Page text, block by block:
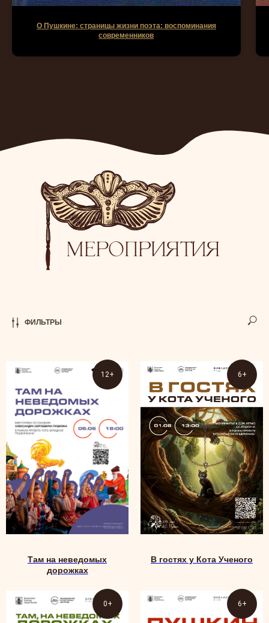
О Пушкине: страницы жизни поэта: воспоминания
современников
ФИЛЬТРЫ
12+
Там на неведомых
дорожках
6+
В гостях у Кота Ученого
0+ 6+